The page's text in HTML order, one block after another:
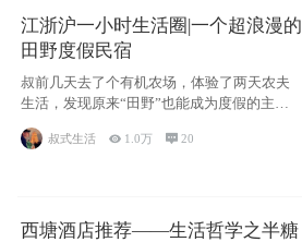
江浙沪一小时生活圈|一个超浪漫的
田野度假民宿
叔前几天去了个有机农场，体验了两天农夫
生活，发现原来“田野”也能成为度假的主旋
律。江
叔式生活  1.0万 20
西塘酒店推荐——生活哲学之半糖